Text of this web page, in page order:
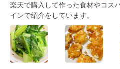
楽天で購入して作った食材やコス
インで紹介をしています。